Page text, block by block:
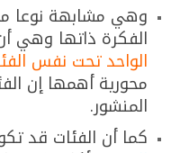
وهي مشابهة نوعا
الفكرة ذاتها وهي
الواحد تحت نفس
محورية أهمها إن
المنشور.
كما أن الفئات قد